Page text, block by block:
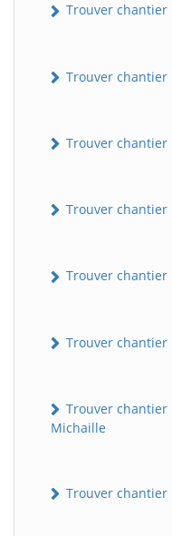
Trouver
Trouver chantier
Trouver
Trouver
Trouver
Trouver
Trouver
Michaille
Trouver